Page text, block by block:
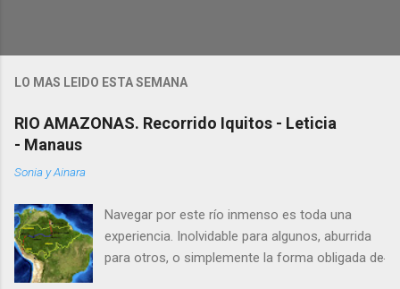
r
u
n
o
m
e
n
a
r
i
o
LO MAS LEIDO ESTA SEMANA
RIO AMAZONAS. Recorrido Iquitos - Leticia
- Manaus
Sonia y Ainara
Navegar por este río inmenso es toda una
experiencia. Inolvidable para algunos, aburrida
para otros, o simplemente la forma obligada de